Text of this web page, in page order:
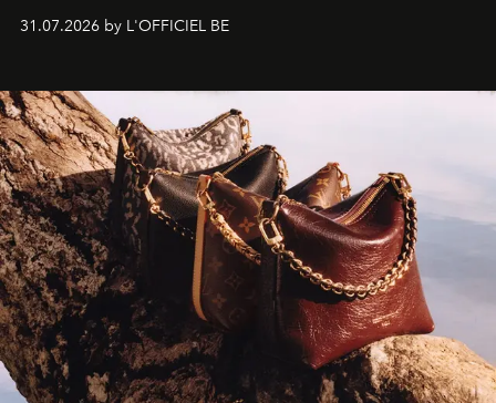
monumentales et poésie du mouvement, l'artiste
américain investit les espaces imaginés par Frank Gehry
sculpture.
31.07.2026 by L'OFFICIEL BE